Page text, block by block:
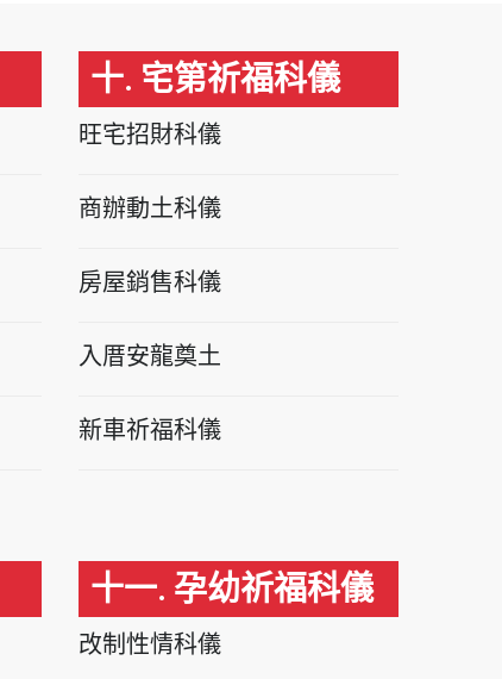
十. 宅第祈福科儀
旺宅招財科儀
商辦動土科儀
房屋銷售科儀
入厝安龍奠土
新車祈福科儀
十一. 孕幼祈福科儀
改制性情科儀